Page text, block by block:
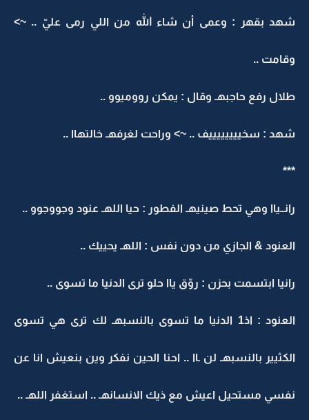
شهد بقهر : وعمى أن شاء الله من اللي رمى عليّ .. ~>
وقامت ..
طلال رفع حاجبهـ وقال : يمكن رووميوو ..
شهد : سخييييييييف .. ~> وراحت لغرفهـ خالتهاا ..
***
رانــياا وهي تحط صينيهـ الفطور : حيا اللهـ عنود وجووجوو ..
العنود & الجازي من دون نفس : اللهـ يحييك ..
رانيا ابتسمت بحزن : روّق ياا حلو ترى الدنيا ما تسوى ..
العنود : اذ1 الدنيا ما تسوى بالنسبهـ لك ترى هي تسوى
الكثيير بالنسبهـ لن ـاا .. احنا الحين نفكر وين بنعيش انا عن
نفسي مستحيل اعيش مع ذيك الانسانهـ .. استغفر اللهـ ..